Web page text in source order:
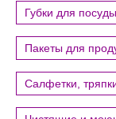
Губки для посуды
Пакеты для
Салфетки,